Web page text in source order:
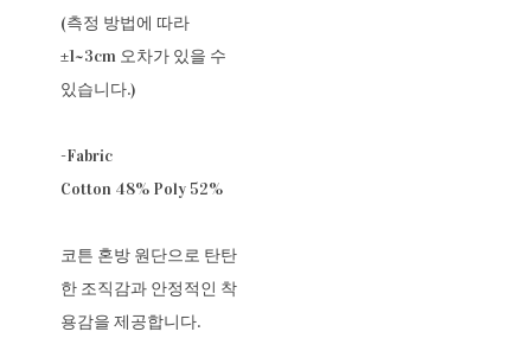
(측정 방법에 따라
±1~3cm 오차가 있을 수
있습니다.)
-Fabric
Cotton 48% Poly 52%
코튼 혼방 원단으로 탄탄
한 조직감과 안정적인 착
용감을 제공합니다.